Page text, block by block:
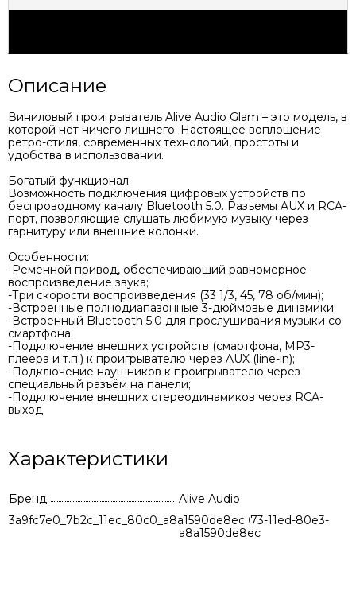
Описание
Виниловый проигрыватель Alive Audio Glam – это модель, в
которой нет ничего лишнего. Настоящее воплощение
ретро-стиля, современных технологий, простоты и
удобства в использовании.
Богатый функционал
Возможность подключения цифровых устройств по
беспроводному каналу Bluetooth 5.0. Разъемы AUX и RCA-
порт, позволяющие слушать любимую музыку через
гарнитуру или внешние колонки.
Особенности:
-Ременной привод, обеспечивающий равномерное
воспроизведение звука;
-Три скорости воспроизведения (33 1/3, 45, 78 об/мин);
-Встроенные полнодиапазонные 3-дюймовые динамики;
-Встроенный Bluetooth 5.0 для прослушивания музыки со
смартфона;
-Подключение внешних устройств (смартфона, MP3-
плеера и т.п.) к проигрывателю через AUX (line-in);
-Подключение наушников к проигрывателю через
специальный разъём на панели;
-Подключение внешних стереодинамиков через RCA-
выход.
Характеристики
Бренд
Alive Audio
3a9fc7e0_7b2c_11ec_80c0_a8a1590de8eca4f87663-8073-11ed-80e3-
a8a1590de8ec